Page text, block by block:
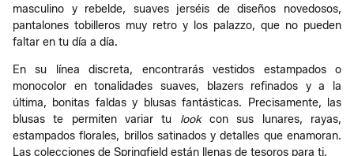
masculino y rebelde, suaves jerséis de diseños novedosos,
pantalones tobilleros muy retro y los palazzo, que no pueden
faltar en tu día a día.
En su línea discreta, encontrarás vestidos estampados o
monocolor en tonalidades suaves, blazers refinados y a la
última, bonitas faldas y blusas fantásticas. Precisamente, las
blusas te permiten variar tu lookcon sus lunares, rayas,
estampados florales, brillos satinados y detalles que enamoran.
Las colecciones de Springfield están llenas de tesoros para ti.